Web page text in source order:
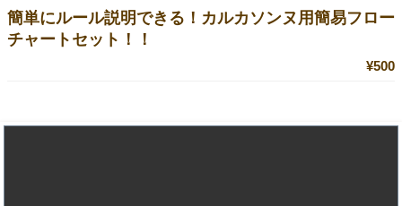
簡単にルール説明できる！カルカソンヌ用簡易フロー
チャートセット！！
¥500